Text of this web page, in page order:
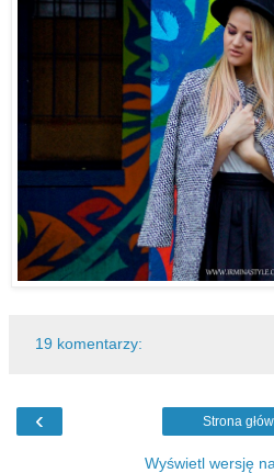
19 komentarzy:
‹ Strona
Wyświetl wersję